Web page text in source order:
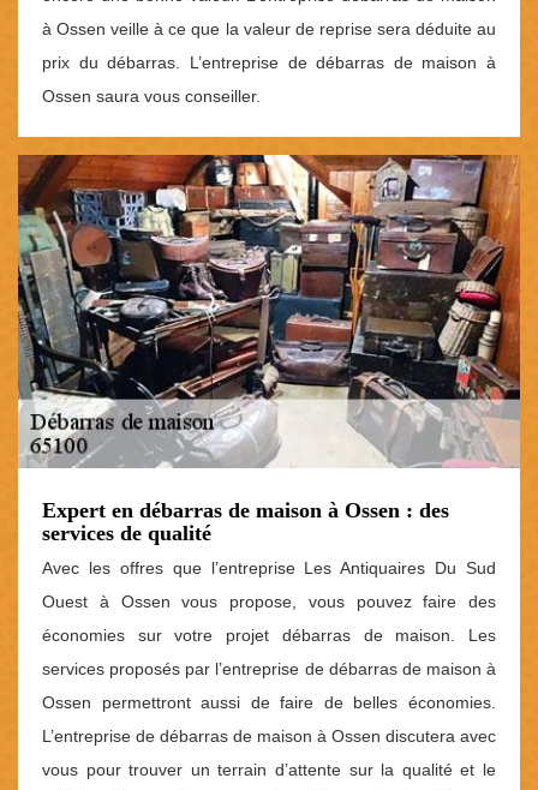
à Ossen veille à ce que la valeur de reprise sera déduite au
prix du débarras. L’entreprise de débarras de maison à
Ossen saura vous conseiller.
Expert en débarras de maison à Ossen : des
services de qualité
Avec les offres que l’entreprise Les Antiquaires Du Sud
Ouest à Ossen vous propose, vous pouvez faire des
économies sur votre projet débarras de maison. Les
services proposés par l’entreprise de débarras de maison à
Ossen permettront aussi de faire de belles économies.
L’entreprise de débarras de maison à Ossen discutera avec
vous pour trouver un terrain d’attente sur la qualité et le